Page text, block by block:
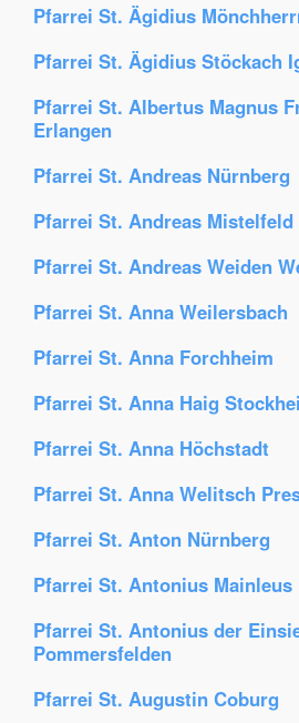
Pfarrei St. Ägidius
Pfarrei St. Ägidius Stöckach
Pfarrei St. Albertus Magnus
Erlangen
Pfarrei St. Andreas Nürnberg
Pfarrei St. Andreas
Pfarrei St. Andreas Weiden
Pfarrei St. Anna Weilersbach
Pfarrei St. Anna Forchheim
Pfarrei St. Anna Haig
Pfarrei St. Anna Höchstadt
Pfarrei St. Anna Welitsch
Pfarrei St. Anton Nürnberg
Pfarrei St. Antonius Mainleus
Pfarrei St. Antonius der
Pommersfelden
Pfarrei St. Augustin Coburg